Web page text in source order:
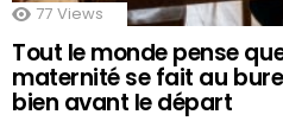
77 Views
Tout le monde pense
maternité se fait au
bien avant le départ